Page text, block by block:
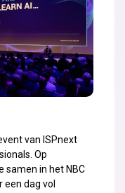
van ISPnext
Op
samen in het NBC
een dag vol